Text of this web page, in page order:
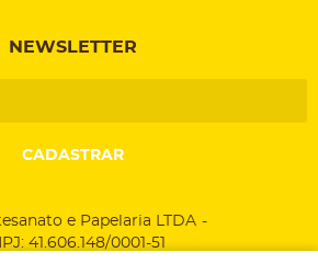
NEWSLETTER
CADASTRAR
e Papelaria LTDA
41.606.148/0001-51